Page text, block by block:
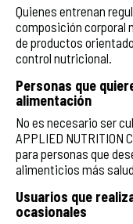
Quienes entrenan
composición corporal
de productos
control nutricional.
Personas que
alimentación
No es necesario ser
APPLIED NUTRITION
para personas que
alimenticios más
Usuarios que
ocasionales